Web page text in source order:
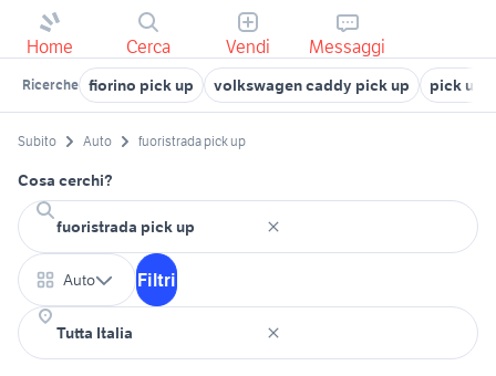
Home Cerca Vendi Messaggi
Ricerche fiorino pick up volkswagen caddy pick up pick up
Subito Auto fuoristrada pick up
Cosa cerchi?
Auto Filtri